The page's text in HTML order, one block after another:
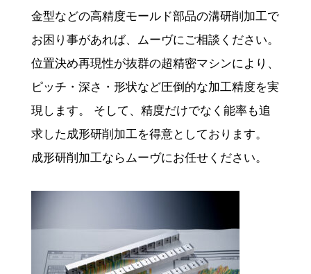
金型などの高精度モールド部品の溝研削加工で
お困り事があれば、ムーヴにご相談ください。
位置決め再現性が抜群の超精密マシンにより、
ピッチ・深さ・形状など圧倒的な加工精度を実
現します。 そして、精度だけでなく能率も追
求した成形研削加工を得意としております。
成形研削加工ならムーヴにお任せください。